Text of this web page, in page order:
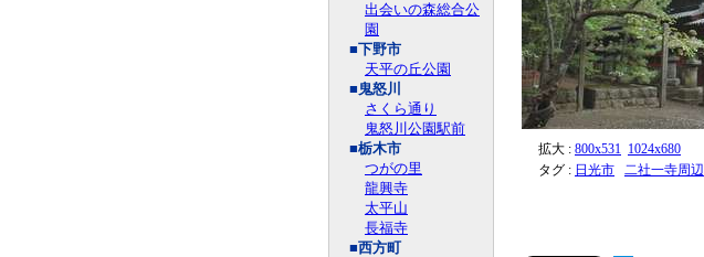
出会いの森総合公
園
■下野市
天平の丘公園
■鬼怒川
さくら通り
鬼怒川公園駅前
■栃木市
つがの里
龍興寺
太平山
長福寺
■西方町
拡大 : 800x531 1024x680
タグ : 日光市 二社一寺周辺